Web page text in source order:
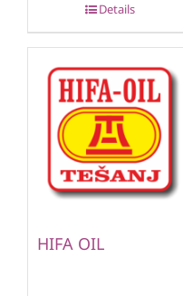
Details
HIFA OIL